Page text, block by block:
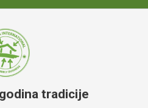
tradicije